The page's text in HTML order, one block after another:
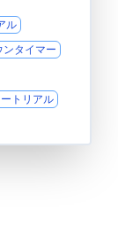
ル
ンタイマー
トリアル